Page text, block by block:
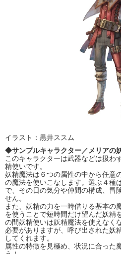
イラスト：黒井ススム
◆サンプルキャラクター／メリアの
このキャラクターは武器などは扱わ
精使いです。
妖精魔法は６つの属性の中から任意
の魔法を使いこなします。選ぶ４種
で、その日の気分や仲間の構成、冒
せん。
また、妖精の力を一時借りる基本の
を使うことで短時間だけ望んだ妖精
の間妖精使いは妖精魔法を使えなく
必要がありますが、呼び出された妖
してくれます。
属性の特徴を見極め、状況に合った